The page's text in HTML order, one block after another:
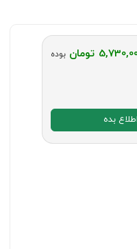
تومان
بوده
بده